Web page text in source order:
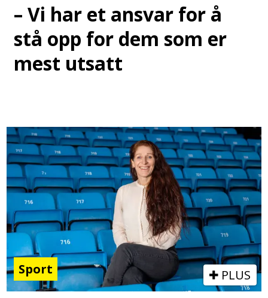
– Vi har et ansvar for å
stå opp for dem som er
mest utsatt
Sport PLUS